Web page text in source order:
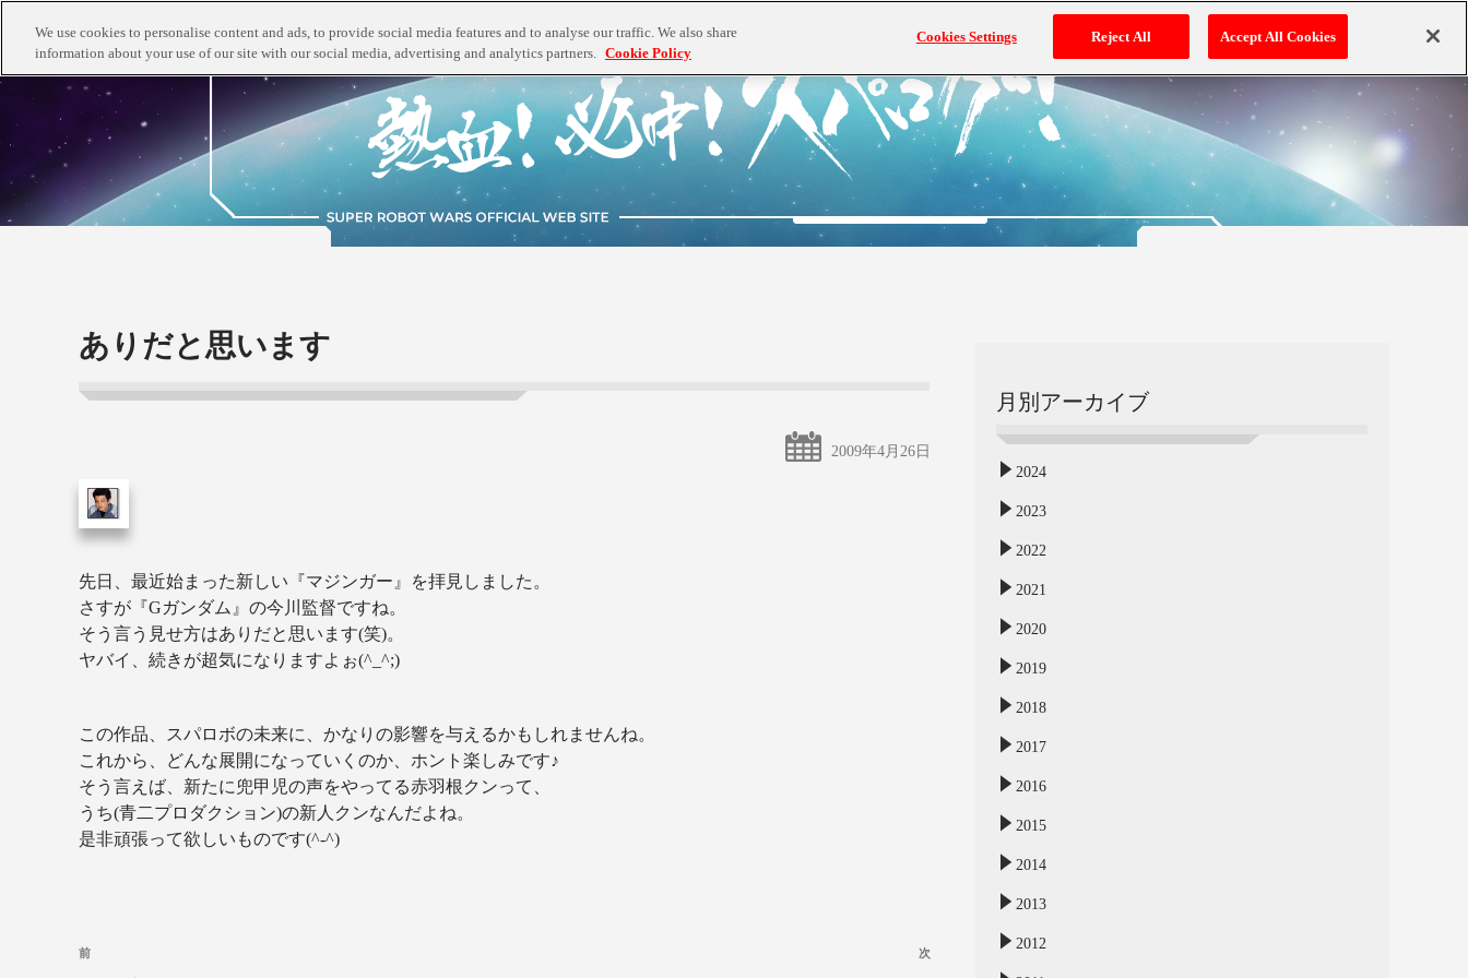
ありだと思います
2009年4月26日
先日、最近始まった新しい『マジンガー』を拝見しました。
さすが『Gガンダム』の今川監督ですね。
そう言う見せ方はありだと思います(笑)。
ヤバイ、続きが超気になりますよぉ(^_^;)
この作品、スパロボの未来に、かなりの影響を与えるかもしれませんね。
これから、どんな展開になっていくのか、ホント楽しみです♪
そう言えば、新たに兜甲児の声をやってる赤羽根クンって、
うち(青二プロダクション)の新人クンなんだよね。
是非頑張って欲しいものです(^-^)
前 次
月別アーカイブ
2024
2023
2022
2021
2020
2019
2018
2017
2016
2015
2014
2013
2012
We use cookies to personalise content and ads, to provide social media features and to analyse our traffic. We also share
information about your use of our site with our social media, advertising and analytics partners. Cookie Policy
Cookies Settings Reject All Accept All Cookies